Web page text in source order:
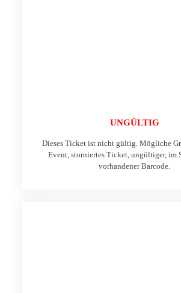
UNGÜLTIG
Dieses Ticket ist nicht gültig. Mögliche
Event, storniertes Ticket, ungültiger, im
vorhandener Barcode.